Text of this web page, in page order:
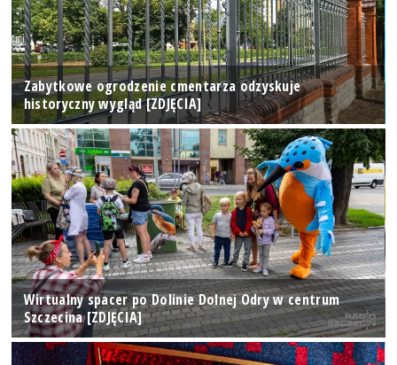
Zabytkowe ogrodzenie cmentarza odzyskuje
historyczny wygląd [ZDJĘCIA]
Wirtualny spacer po Dolinie Dolnej Odry w centrum
Szczecina [ZDJĘCIA]